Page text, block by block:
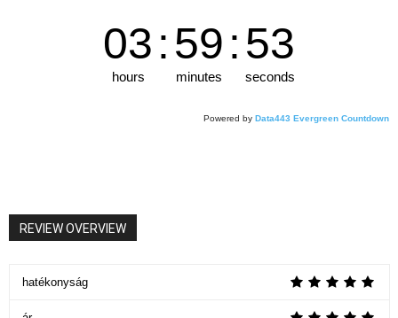
03
hours
:59
minutes
:52
seconds
Powered by Data443 Evergreen Countdown
REVIEW OVERVIEW
hatékonyság